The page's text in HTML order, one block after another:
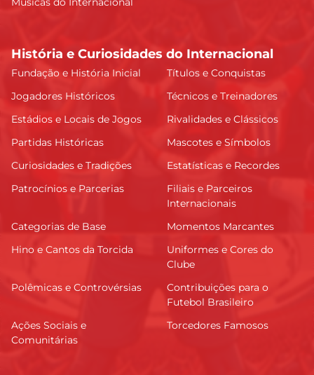
História e Curiosidades do Internacional
Fundação e História Inicial
Títulos e Conquistas
Jogadores Históricos
Técnicos e Treinadores
Estádios e Locais de Jogos
Rivalidades e Clássicos
Partidas Históricas
Mascotes e Símbolos
Curiosidades e Tradições
Estatísticas e Recordes
Patrocínios e Parcerias
Filiais e Parceiros
Internacionais
Categorias de Base
Momentos Marcantes
Hino e Cantos da Torcida
Uniformes e Cores do
Clube
Polêmicas e Controvérsias
Contribuições para o
Futebol Brasileiro
Ações Sociais e
Comunitárias
Torcedores Famosos